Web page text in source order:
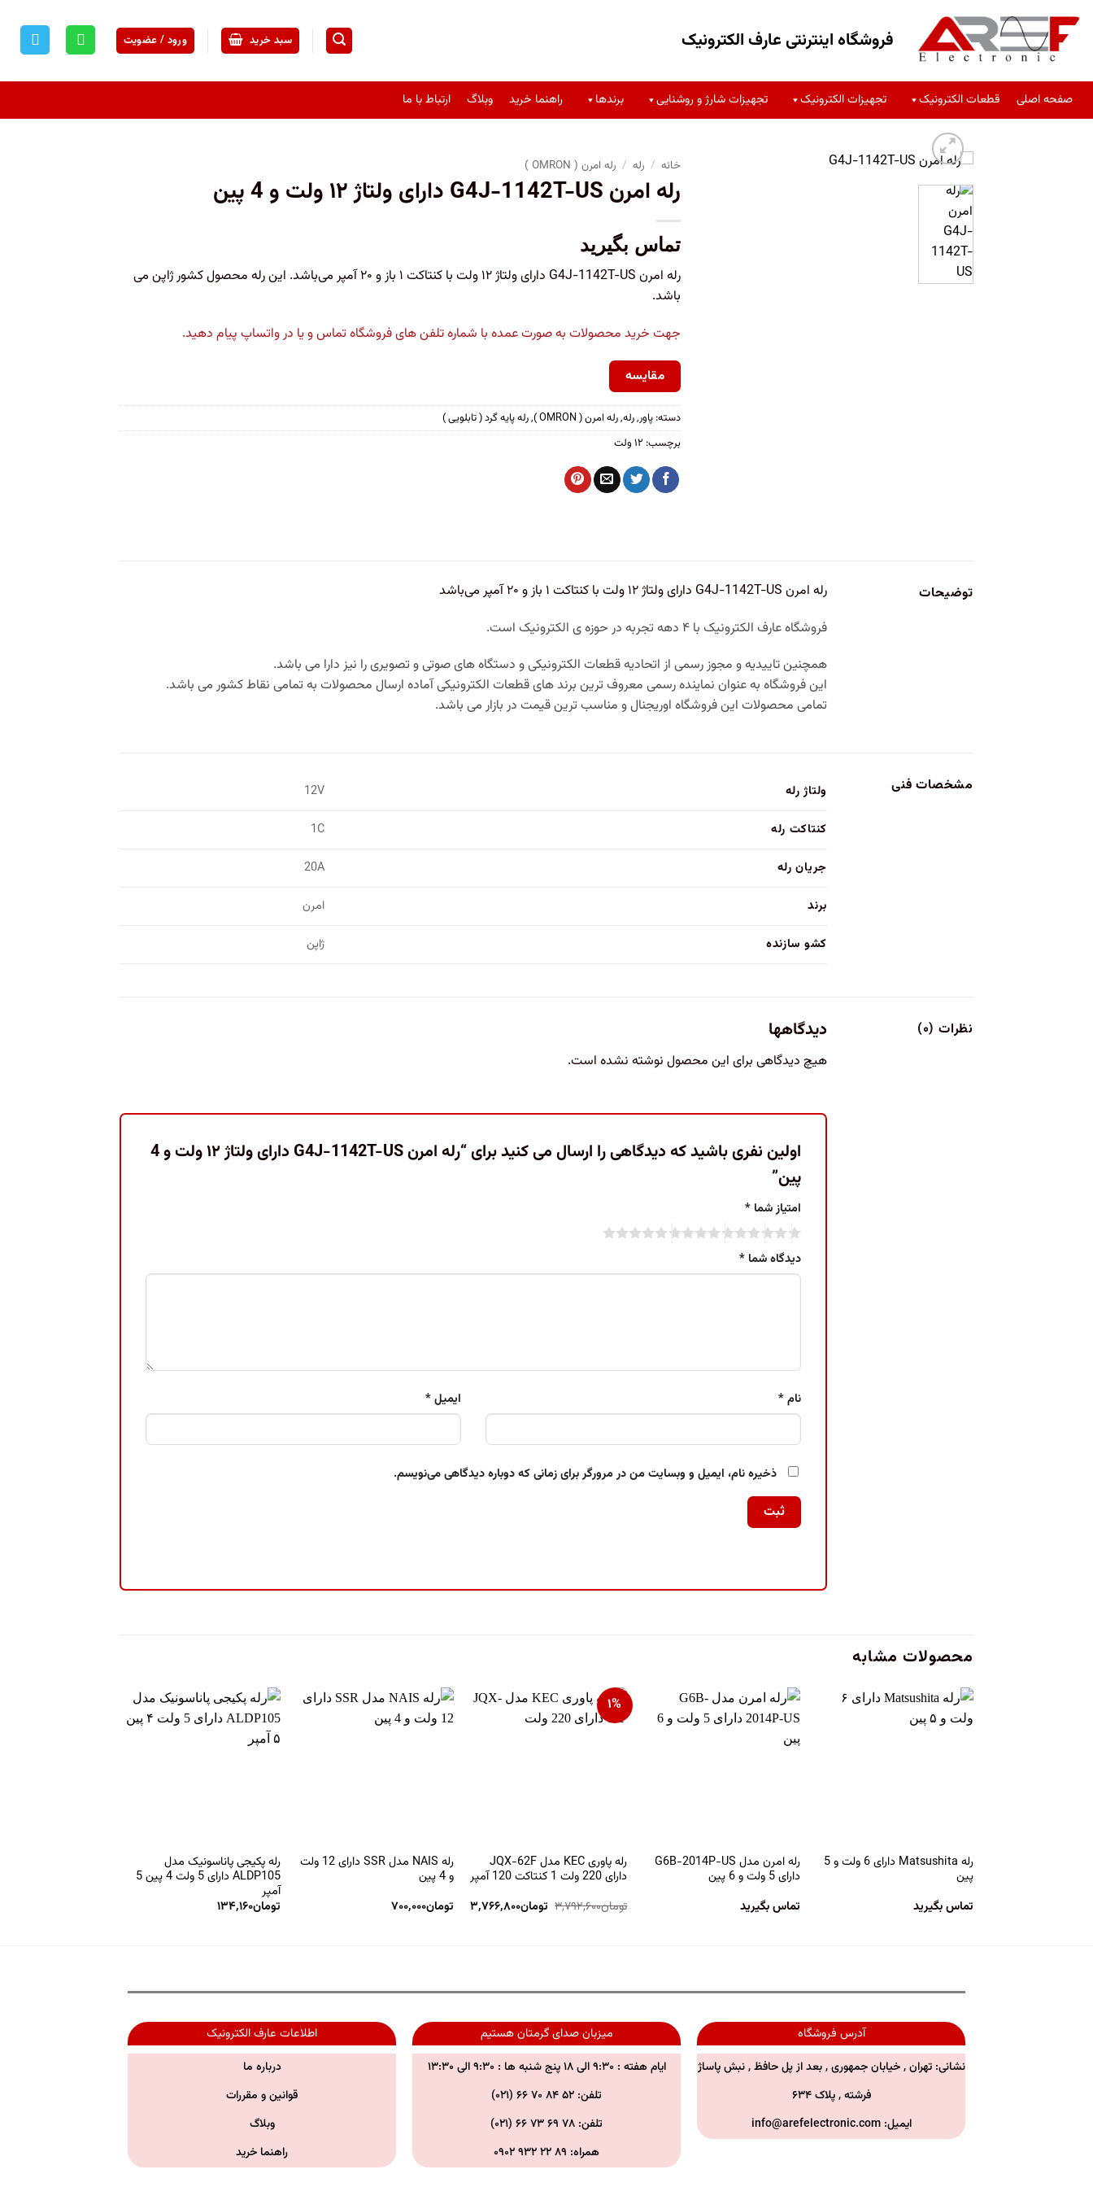
فروشگاه اینترنتی عارف الکترونیک سبد خرید ورود / عضویت
صفحه اصلی قطعات الکترونیک تجهیزات الکترونیک تجهیزات شارژ و روشنایی برندها راهنما خرید وبلاگ ارتباط با ما
خانه / رله / رله امرن ( OMRON )
رله امرن G4J-1142T-US دارای ولتاژ ۱۲ ولت و 4 پین
تماس بگیرید
رله امرن G4J-1142T-US دارای ولتاژ ۱۲ ولت با کنتاکت ۱ باز و ۲۰ آمپر می‌باشد. این رله محصول کشور ژاپن می
باشد.
جهت خرید محصولات به صورت عمده با شماره تلفن های فروشگاه تماس و یا در واتساپ پیام دهید.
مقایسه
دسته: پاور,رله,رله امرن ( OMRON ) ,رله پایه گرد ( تابلویی )
برچسب: ۱۲ ولت
توضیحات
رله امرن G4J-1142T-US دارای ولتاژ ۱۲ ولت با کنتاکت ۱ باز و ۲۰ آمپر می‌باشد
فروشگاه عارف الکترونیک با ۴ دهه تجربه در حوزه ی الکترونیک است.
همچنین تاییدیه و مجوز رسمی از اتحادیه قطعات الکترونیکی و دستگاه های صوتی و تصویری را نیز دارا می باشد.
این فروشگاه به عنوان نماینده رسمی معروف ترین برند های قطعات الکترونیکی آماده ارسال محصولات به تمامی نقاط کشور می باشد.
تمامی محصولات این فروشگاه اوریجنال و مناسب ترین قیمت در بازار می باشد.
مشخصات فنی ولتاژ رله 12V
کنتاکت رله 1C
جریان رله 20A
برند امرن
کشو سازنده ژاپن
نظرات (۰) دیدگاهها
هیچ دیدگاهی برای این محصول نوشته نشده است.
اولین نفری باشید که دیدگاهی را ارسال می کنید برای “رله امرن G4J-1142T-US دارای ولتاژ ۱۲ ولت و 4
پین”
امتیاز شما *
دیدگاه شما *
نام* ایمیل*
ذخیره نام، ایمیل و وبسایت من در مرورگر برای زمانی که دوباره دیدگاهی می‌نویسم.
محصولات مشابه
رله Matsushita دارای 6 ولت و 5
پین
تماس بگیرید
رله امرن مدل G6B-2014P-US
دارای 5 ولت و 6 پین
تماس بگیرید
۱%
رله پاوری KEC مدل JQX-62F
دارای 220 ولت 1 کنتاکت 120 آمپر
تومان۳,۷۹۲,۶۰۰ تومان۳,۷۶۶,۸۰۰
رله NAIS مدل SSR دارای 12 ولت
و 4 پین
تومان۷۰۰,۰۰۰
رله پکیجی پاناسونیک مدل
ALDP105 دارای 5 ولت 4 پین 5
آمپر
تومان۱۳۴,۱۶۰
آدرس فروشگاه
نشانی: تهران , خیابان جمهوری , بعد از پل حافظ , نبش پاساژ
فرشته , پلاک ۶۳۴
ایمیل:info@arefelectronic.com
میزبان صدای گرمتان هستیم
ایام هفته : ۹:۳۰ الی ۱۸ پنج شنبه ها : ۹:۳۰ الی ۱۳:۳۰
تلفن: ۵۲ ۸۴ ۷۰ ۶۶ (۰۲۱)
تلفن: ۷۸ ۶۹ ۷۳ ۶۶ (۰۲۱)
همراه:
اطلاعات عارف الکترونیک
درباره ما
قوانین و مقررات
وبلاگ
راهنما خرید